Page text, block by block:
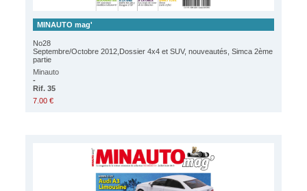
MINAUTO mag'
No28
Septembre/Octobre 2012,Dossier 4x4 et SUV, nouveautés, Simca 2ème
partie
Minauto
-
Rif. 35
7.00 €